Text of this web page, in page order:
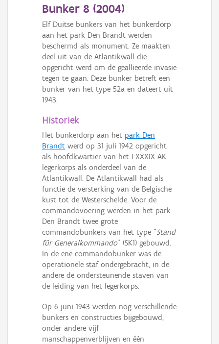
Bunker 8 (2004)
Elf Duitse bunkers van het bunkerdorp
aan het park Den Brandt werden
beschermd als monument. Ze maakten
deel uit van de Atlantikwall die
opgericht werd om de geallieerde invasie
tegen te gaan. Deze bunker betreft een
bunker van het type 52a en dateert uit
1943.
Historiek
Het bunkerdorp aan het park Den
Brandt werd op 31 juli 1942 opgericht
als hoofdkwartier van het LXXXIX AK
legerkorps als onderdeel van de
Atlantikwall. De Atlantikwall had als
functie de versterking van de Belgische
kust tot de Westerschelde. Voor de
commandovoering werden in het park
Den Brandt twee grote
commandobunkers van het type "Stand
für Generalkommando" (SK1) gebouwd.
In de ene commandobunker was de
operationele staf ondergebracht, in de
andere de ondersteunende staven van
de leiding van het legerkorps.
Op 6 juni 1943 werden nog verschillende
bunkers en constructies bijgebouwd,
onder andere vijf
manschappenverblijven en één